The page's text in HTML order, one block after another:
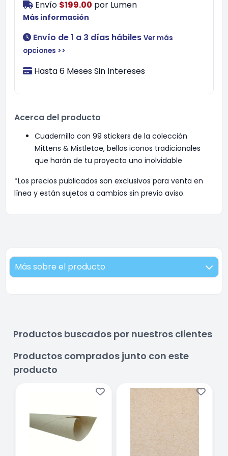
Envío $199.00 por Lumen
Más información
Envío de 1 a 3 días hábiles Ver más
opciones >>
Hasta 6 Meses Sin Intereses
Acerca del producto
Cuadernillo con 99 stickers de la colección
Mittens & Mistletoe, bellos iconos tradicionales
que harán de tu proyecto uno inolvidable
*Los precios publicados son exclusivos para venta en
línea y están sujetos a cambios sin previo aviso.
Más sobre el producto
Productos buscados por nuestros clientes
Productos comprados junto con este
producto